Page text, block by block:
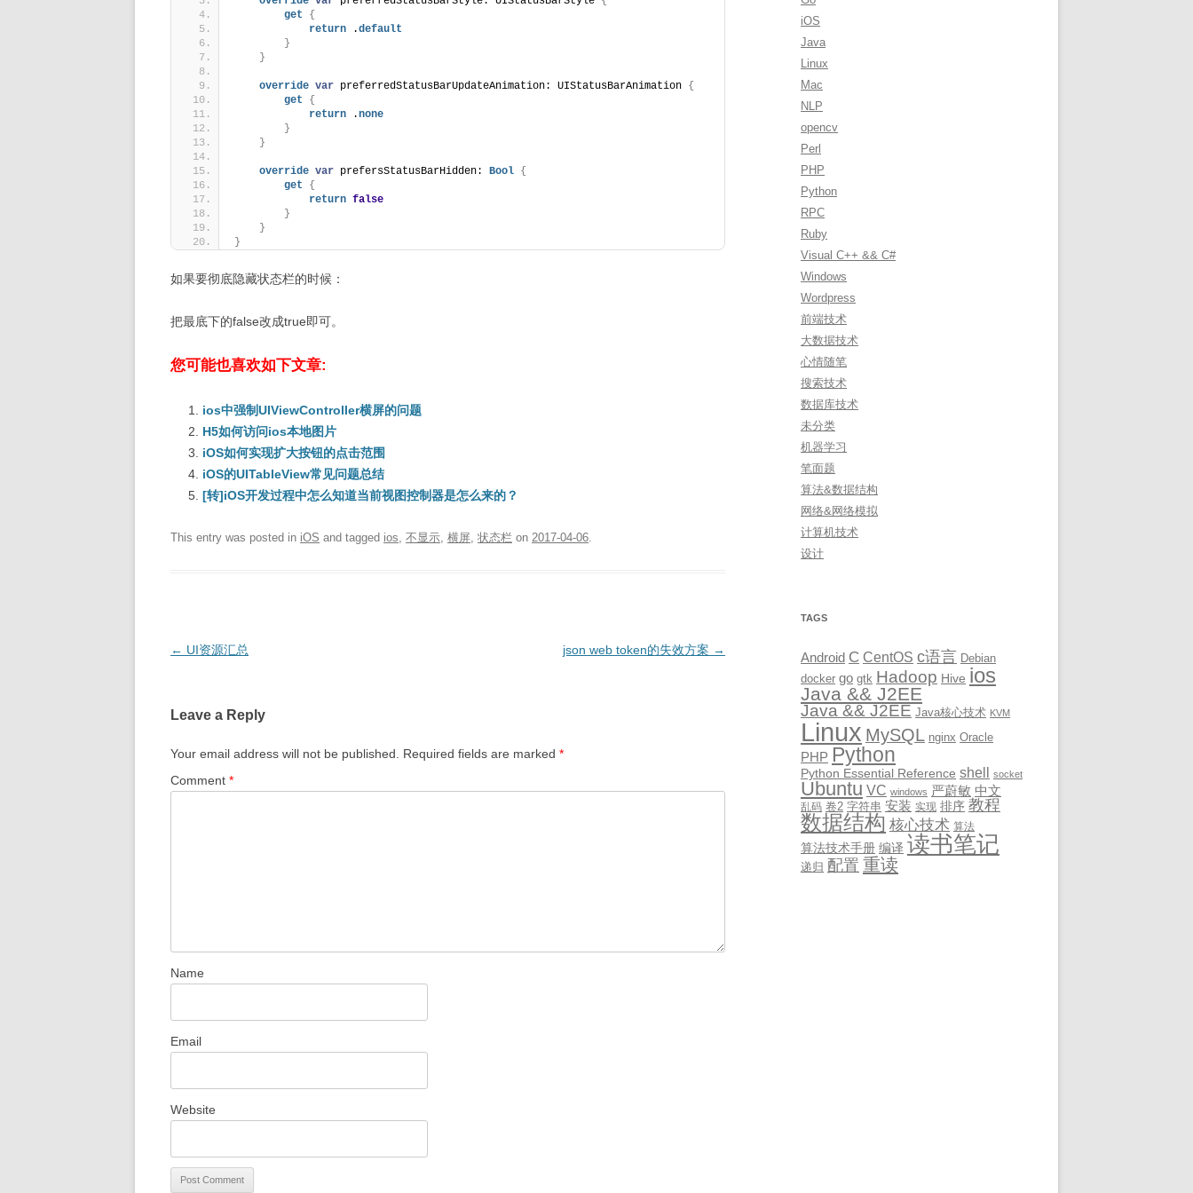
get
{
return .default
}
}
override var preferredStatusBarUpdateAnimation: UIStatusBarAnimation {
get
{
return .none
}
}
override var prefersStatusBarHidden: Bool {
get
{
return false
}
}
}
如果要彻底隐藏状态栏的时候：
把最底下的false改成true即可。
您可能也喜欢如下文章:
ios中强制UIViewController横屏的问题
H5如何访问ios本地图片
iOS如何实现扩大按钮的点击范围
iOS的UITableView常见问题总结
[转]iOS开发过程中怎么知道当前视图控制器是怎么来的？
This entry was posted in iOS and tagged ios, 不显示, 横屏, 状态栏 on 2017-04-06.
Post
← UI资源汇总 json web token的失效方案 →
Leave a Reply
Your email address will not be published. Required fields are marked *
Comment *
Name
Email
Website
r
:
iOS
Java
Linux
Mac
NLP
opencv
Perl
PHP
Python
RPC
Ruby
Visual C++ && C#
Windows
Wordpress
前端技术
大数据技术
心情随笔
搜索技术
数据库技术
未分类
机器学习
笔面题
算法&数据结构
网络&网络模拟
计算机技术
设计
TAGS
Android C CentOS c语言 Debian
docker go gtk Hadoop Hive ios
Java && J2EE
Java && J2EE Java核心技术 KVM
Linux MySQL nginx Oracle
PHP Python
Python Essential Reference shell socket
Ubuntu VC windows 严蔚敏 中文
乱码 卷2 字符串 安装 实现 排序 教程
数据结构 核心技术 算法
算法技术手册 编译 读书笔记
递归 配置 重读